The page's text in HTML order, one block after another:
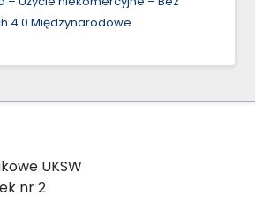
4.0 Międzynarodowe.
UKSW
nr 2